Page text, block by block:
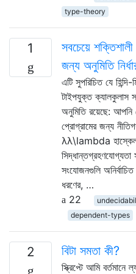
type-theory
1
সবচেয়ে
জন্য অনুমিতি
এটি সুপরিচিত যে
টাইপযুক্ত ক্যালকুলাস
অনুমিতি রয়েছে:
প্রোগ্রামের জন্য
λλ\lambda হাস্কেল-
সংযোজনগুলি অনির্বাচিত
ধরণের, …
22
dependent-types
2 বিটা সমতা কী?
স্ক্রিপ্টে আমি বর্তমানে